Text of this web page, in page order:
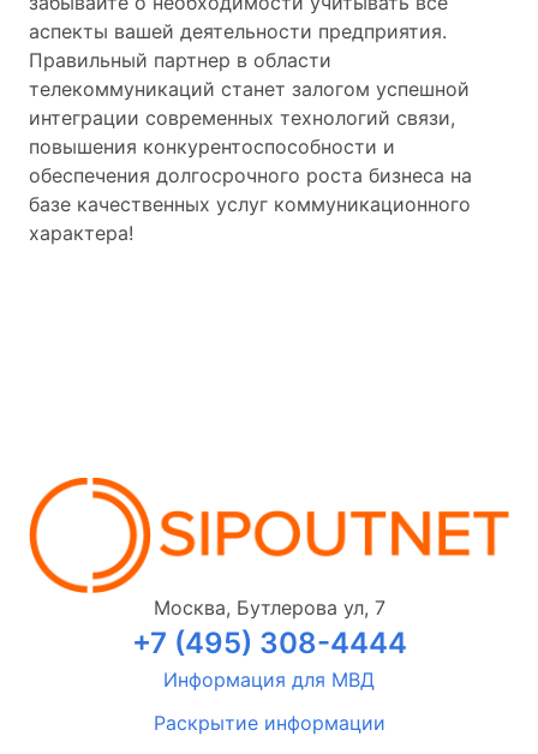
аспекты вашей деятельности предприятия.
Правильный партнер в области
телекоммуникаций станет залогом успешной
интеграции современных технологий связи,
повышения конкурентоспособности и
обеспечения долгосрочного роста бизнеса на
базе качественных услуг коммуникационного
характера!
Москва, Бутлерова ул, 7
+7 (495) 308-4444
Информация для МВД
Раскрытие информации